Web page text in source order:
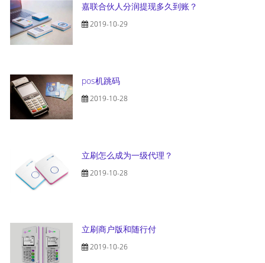
嘉联合伙人分润提现多久到账？
2019-10-29
pos机跳码
2019-10-28
立刷怎么成为一级代理？
2019-10-28
立刷商户版和随行付
2019-10-26